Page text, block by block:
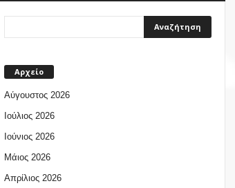
Αρχείο
Αύγουστος 2026
Ιούλιος 2026
Ιούνιος 2026
Μάιος 2026
Απρίλιος 2026